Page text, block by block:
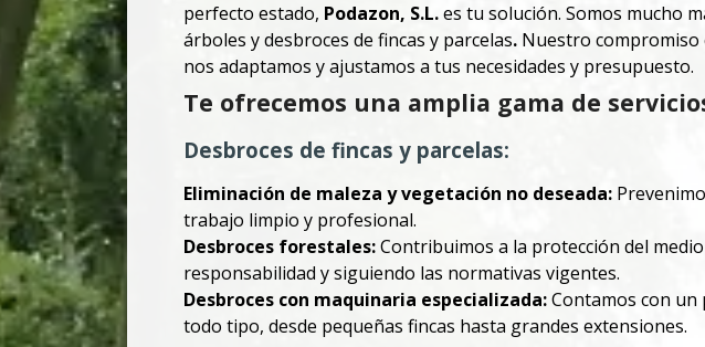
perfecto estado, Podazon, S.L.es tu solución. Somos mucho
árboles y desbroces de fincas y parcelas.Nuestro compromiso
nos adaptamos y ajustamos a tus necesidades y presupuesto.
Te ofrecemos una amplia gama de
Desbroces de fincas y parcelas:
Eliminación de maleza y vegetación no deseada:
trabajo limpio y profesional.
Desbroces forestales:Contribuimos a la protección del
responsabilidad y siguiendo las normativas vigentes.
Desbroces con maquinaria especializada:Contamos con un
todo tipo, desde pequeñas fincas hasta grandes extensiones.